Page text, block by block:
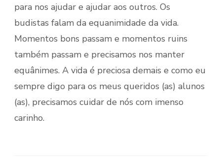
para nos ajudar e ajudar aos outros. Os
budistas falam da equanimidade da vida.
Momentos bons passam e momentos ruins
também passam e precisamos nos manter
equânimes. A vida é preciosa demais e como eu
sempre digo para os meus queridos (as) alunos
(as), precisamos cuidar de nós com imenso
carinho.